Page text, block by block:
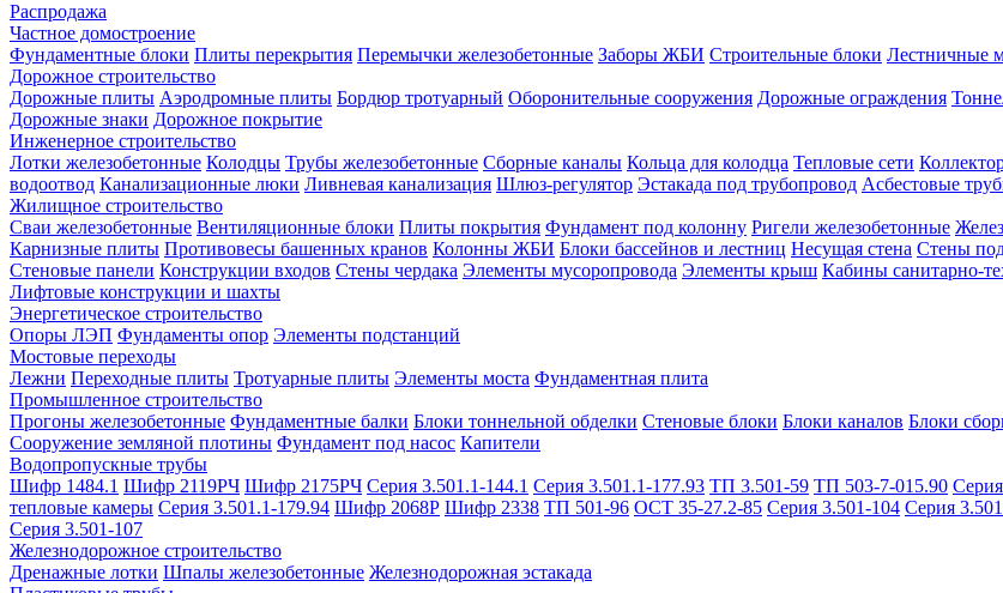
Распродажа
Частное домостроение
Фундаментные блоки Плиты перекрытия Перемычки железобетонные Заборы ЖБИ Строительные блоки Лестничные
Дорожное строительство
Дорожные плиты Аэродромные плиты Бордюр тротуарный Оборонительные сооружения Дорожные ограждения
Дорожные знаки Дорожное покрытие
Инженерное строительство
Лотки железобетонные Колодцы Трубы железобетонные Сборные каналы Кольца для колодца Тепловые сети
водоотвод Канализационные люки Ливневая канализация Шлюз-регулятор Эстакада под трубопровод Асбестовые
Жилищное строительство
Сваи железобетонные Вентиляционные блоки Плиты покрытия Фундамент под колонну Ригели железобетонные
Карнизные плиты Противовесы башенных кранов Колонны ЖБИ Блоки бассейнов и лестниц Несущая стена Стены
Стеновые панели Конструкции входов Стены чердака Элементы мусоропровода Элементы крыш Кабины санитарно-
Лифтовые конструкции и шахты
Энергетическое строительство
Опоры ЛЭП Фундаменты опор Элементы подстанций
Мостовые переходы
Лежни Переходные плиты Тротуарные плиты Элементы моста Фундаментная плита
Промышленное строительство
Прогоны железобетонные Фундаментные балки Блоки тоннельной обделки Стеновые блоки Блоки каналов Блоки
Сооружение земляной плотины Фундамент под насос Капители
Водопропускные трубы
Шифр 1484.1 Шифр 2119РЧ Шифр 2175РЧ Серия 3.501.1-144.1 Серия 3.501.1-177.93 ТП 3.501-59 ТП 503-7-015.90
тепловые камеры Серия 3.501.1-179.94 Шифр 2068Р Шифр 2338 ТП 501-96 ОСТ 35-27.2-85 Серия 3.501-104 Серия
Серия 3.501-107
Железнодорожное строительство
Дренажные лотки Шпалы железобетонные Железнодорожная эстакада